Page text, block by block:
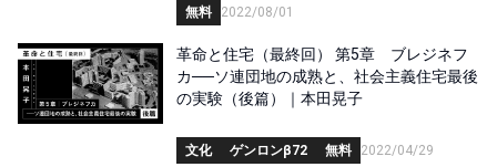
無料
2022/08/01
革命と住宅（最終回） 第5章 ブレジネフ
カ──ソ連団地の成熟と、社会主義住宅最後
の実験（後篇）｜本田晃子
文化 ゲンロンβ72 無料 2022/04/29